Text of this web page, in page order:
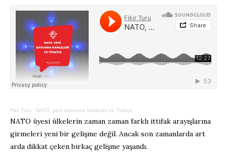
Fikir Turu · NATO, yeni savunma hamleleri ve Türkiye
NATO üyesi ülkelerin zaman zaman farklı ittifak arayışlarına
girmeleri yeni bir gelişme değil. Ancak son zamanlarda art
arda dikkat çeken birkaç gelişme yaşandı.